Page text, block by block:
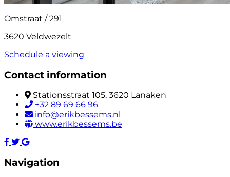
Omstraat / 291
3620 Veldwezelt
Schedule a viewing
Contact information
Stationsstraat 105, 3620 Lanaken
+32 89 69 66 96
info@erikbessems.nl
www.erikbessems.be
Navigation